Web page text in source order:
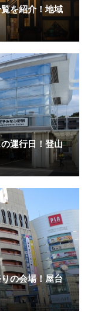
を紹介！地域
運行日！登山
の会場！屋台